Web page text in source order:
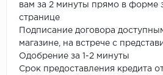
вам за 2 минуты прямо в форме
странице
Подписание договора
магазине, на встрече с
Одобрение за 1-2 минуты
Срок предоставления кредита